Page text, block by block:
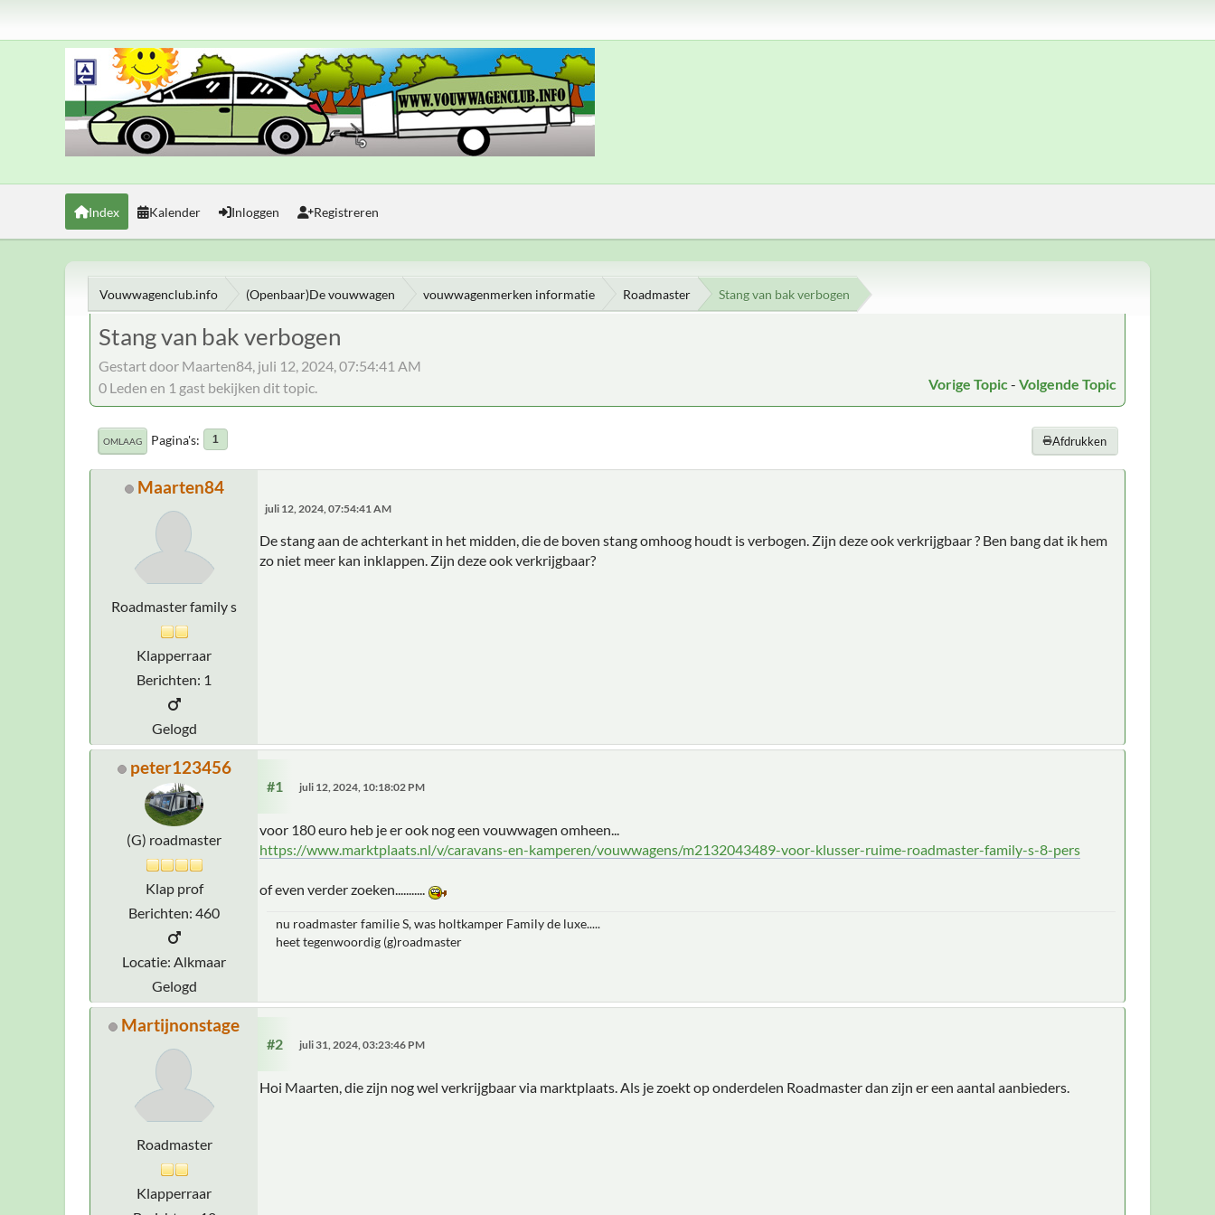
Index Kalender Inloggen Registreren
Vouwwagenclub.info (Openbaar)De vouwwagen vouwwagenmerken informatie Roadmaster Stang van bak verbogen
Stang van bak verbogen
Gestart door Maarten84, juli 12, 2024, 07:54:41 AM
Vorige Topic - Volgende Topic
0 Leden en 1 gast bekijken dit topic.
Afdrukken
OMLAAG Pagina's 1
Maarten84
Roadmaster family s
Klapperraar
Berichten: 1
Gelogd
juli 12, 2024, 07:54:41 AM
De stang aan de achterkant in het midden, die de boven stang omhoog houdt is verbogen. Zijn deze ook verkrijgbaar ? Ben bang dat ik hem
zo niet meer kan inklappen. Zijn deze ook verkrijgbaar?
peter123456
(G) roadmaster
Klap prof
Berichten: 460
Locatie: Alkmaar
Gelogd
#1 juli 12, 2024, 10:18:02 PM
voor 180 euro heb je er ook nog een vouwwagen omheen...
https://www.marktplaats.nl/v/caravans-en-kamperen/vouwwagens/m2132043489-voor-klusser-ruime-roadmaster-family-s-8-pers
of even verder zoeken...........
nu roadmaster familie S, was holtkamper Family de luxe.....
heet tegenwoordig (g)roadmaster
Martijnonstage
Roadmaster
Klapperraar
#2 juli 31, 2024, 03:23:46 PM
Hoi Maarten, die zijn nog wel verkrijgbaar via marktplaats. Als je zoekt op onderdelen Roadmaster dan zijn er een aantal aanbieders.